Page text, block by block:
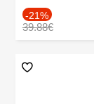
-21%
39.88€